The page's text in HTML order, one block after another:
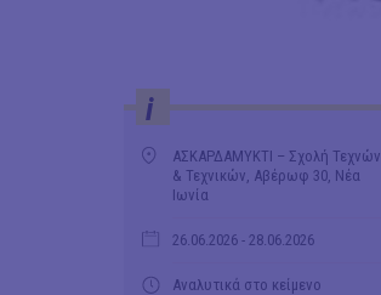
i
ΑΣΚΑΡΔΑΜΥΚΤΙ – Σχολή Τεχνών
& Τεχνικών, Αβέρωφ 30, Νέα
Ιωνία
26.06.2026 - 28.06.2026
Αναλυτικά στο κείμενο